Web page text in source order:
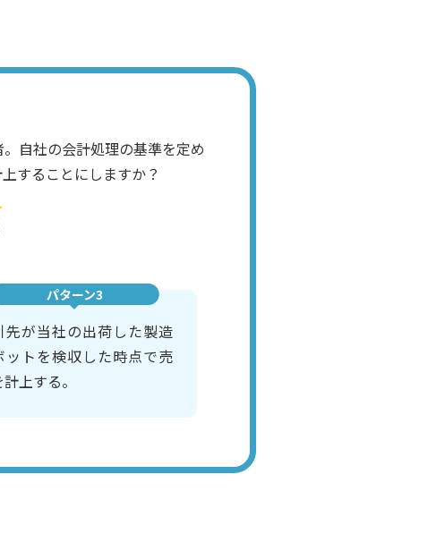
自社の会計処理の基準を定め
することにしますか？
パターン3
先が当社の出荷した製造
ットを検収した時点で売
上する。